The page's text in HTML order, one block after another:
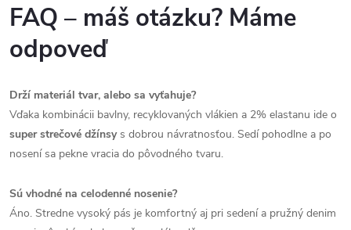
FAQ – máš otázku? Máme
odpoveď
Drží materiál tvar, alebo sa vyťahuje?
Vďaka kombinácii bavlny, recyklovaných vlákien a 2% elastanu ide o
super strečové džínsys dobrou návratnosťou. Sedí pohodlne a po
nosení sa pekne vracia do pôvodného tvaru.
Sú vhodné na celodenné nosenie?
Áno. Stredne vysoký pás je komfortný aj pri sedení a pružný denim